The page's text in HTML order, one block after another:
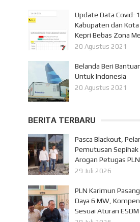
Update Data Covid-
Kabupaten dan Kota
Kepri Bebas Zona
20 Agustus 2021
Belanda Beri
Untuk Indonesia
20 Agustus 2021
BERITA TERBARU
Pasca Blackout,
Pemutusan Sepihak
Arogan Petugas PLN
29 Juli 2026
PLN Karimun
Daya 6 MW,
Sesuai Aturan ESDM